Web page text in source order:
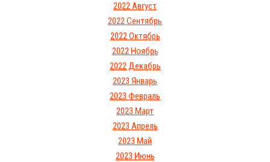
2022 Август
2022 Сентябрь
2022 Октябрь
2022 Ноябрь
2022 Декабрь
2023 Январь
2023 Февраль
2023 Март
2023 Апрель
2023 Май
2023 Июнь